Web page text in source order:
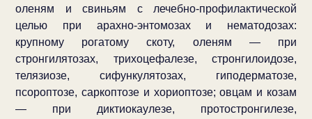
оленям и свиньям с лечебно-профилактической
целью при арахно-энтомозах и нематодозах:
крупному рогатому скоту, оленям — при
стронгилятозах, трихоцефалезе, стронгилоидозе,
телязиозе, сифункулятозах, гиподерматозе,
псороптозе, саркоптозе и хориоптозе; овцам и козам
— при диктиокаулезе, протостронгилезе,